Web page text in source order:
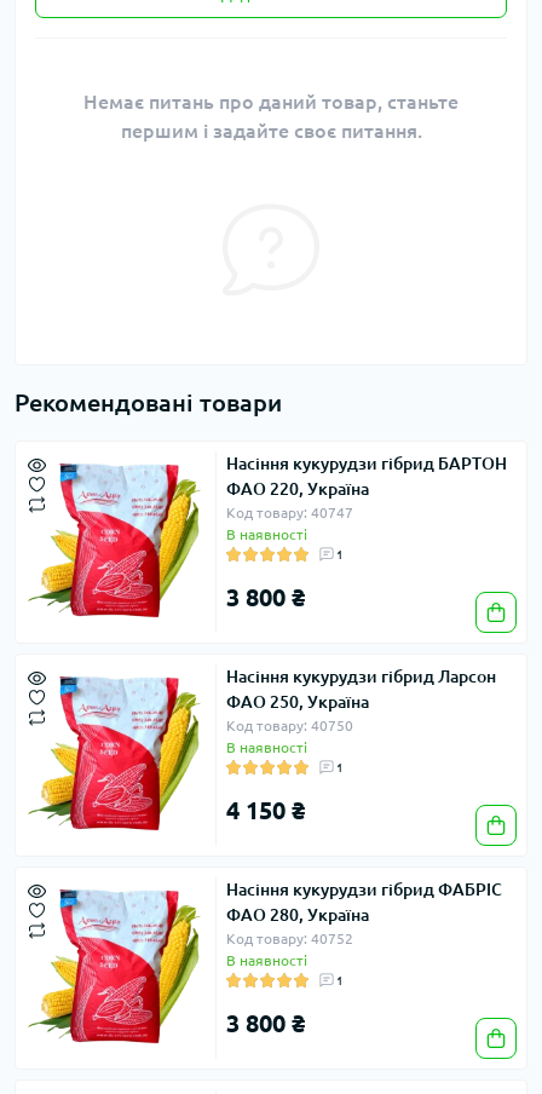
Немає питань про даний товар, станьте
першим і задайте своє питання.
Рекомендовані товари
Насіння кукурудзи гібрид БАРТОН
ФАО 220, Україна
Код товару: 40747
В наявності
1
3 800 ₴
Насіння кукурудзи гібрид Ларсон
ФАО 250, Україна
Код товару: 40750
В наявності
1
4 150 ₴
Насіння кукурудзи гібрид ФАБРІС
ФАО 280, Україна
Код товару: 40752
В наявності
1
3 800 ₴